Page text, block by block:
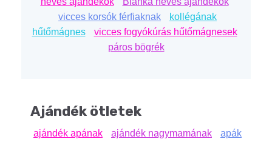
vicces korsók férfiaknak
kollégának
hűtőmágnes
vicces fogyókúrás hűtőmágnesek
páros bögrék
Ajándék ötletek
ajándék apának ajándék nagymamának
apák